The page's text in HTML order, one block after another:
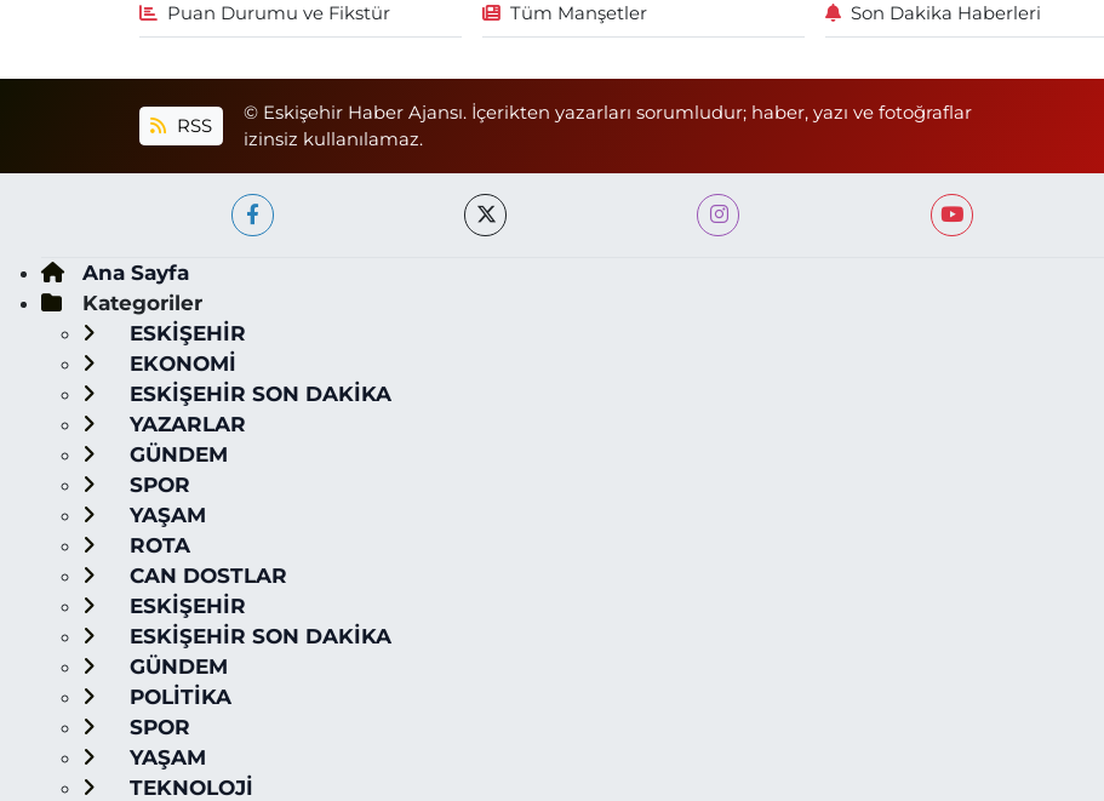
Puan Durumu ve Fikstür Tüm Manşetler Son Dakika Haberleri
RSS
© Eskişehir Haber Ajansı. İçerikten yazarları sorumludur; haber, yazı ve fotoğraflar
izinsiz kullanılamaz.
Ana Sayfa
Kategoriler
ESKİŞEHİR
EKONOMİ
ESKİŞEHİR SON DAKİKA
YAZARLAR
GÜNDEM
SPOR
YAŞAM
ROTA
CAN DOSTLAR
ESKİŞEHİR
ESKİŞEHİR SON DAKİKA
GÜNDEM
POLİTİKA
SPOR
YAŞAM
TEKNOLOJİ